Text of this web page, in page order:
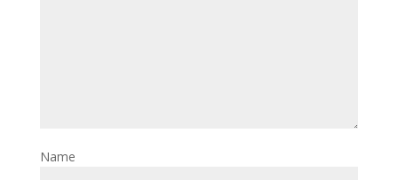
Name